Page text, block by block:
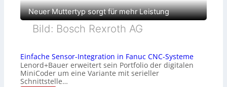
Neuer Muttertyp sorgt für mehr Leistung
Bild: Bosch Rexroth AG
Einfache Sensor-Integration in Fanuc CNC-Systeme
Lenord+Bauer erweitert sein Portfolio der digitalen
MiniCoder um eine Variante mit serieller
Schnittstelle…